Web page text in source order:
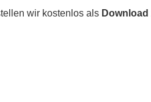
wir kostenlos als Download